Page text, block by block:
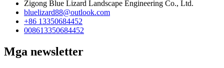
Zigong Blue Lizard Landscape Engineering Co., Ltd.
bluelizard88@outlook.com
+86 13350684452
008613350684452
Mga newsletter